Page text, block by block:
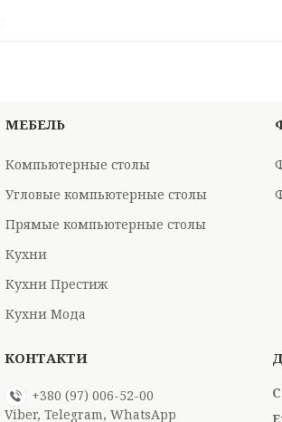
МЕБЕЛЬ
Компьютерные столы
Угловые компьютерные столы
Прямые компьютерные столы
Кухни
Кухни Престиж
Кухни Мода
+380 (97) 006-52-00
Viber, Telegram, WhatsApp